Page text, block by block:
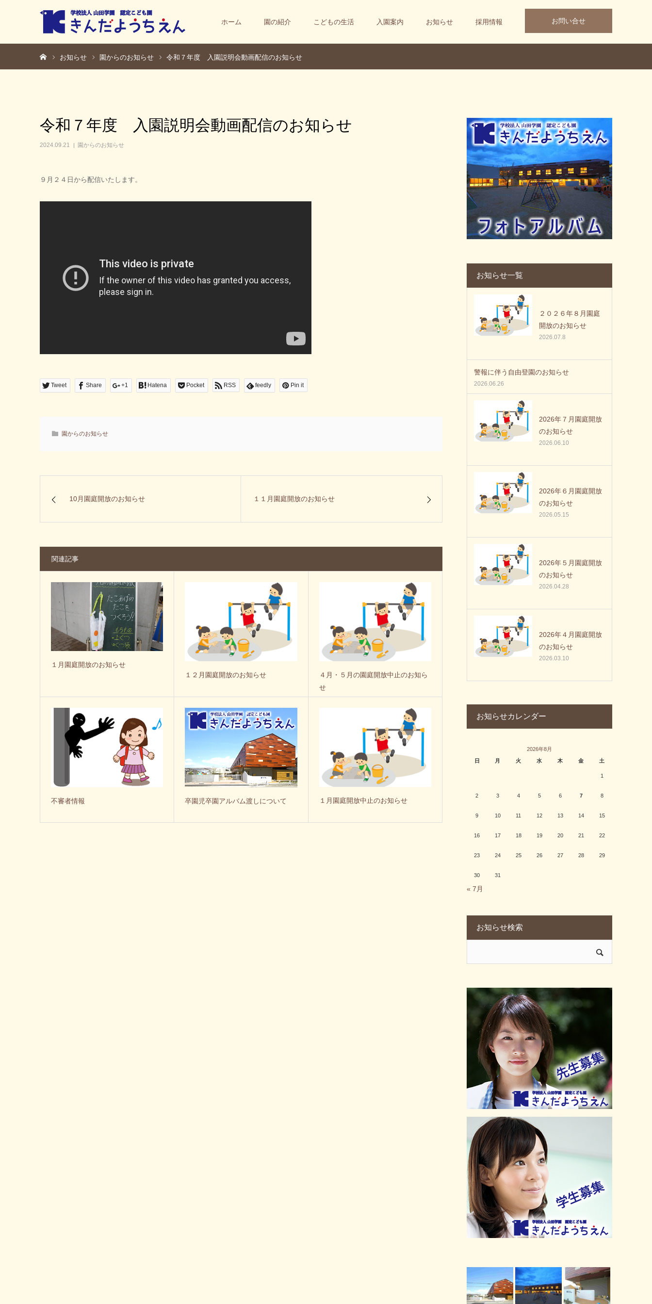
お問い合せ
ホーム 園の紹介 こどもの生活 入園案内 お知らせ 採用情報
お知らせ 園からのお知らせ 令和７年度 入園説明会動画配信のお知らせ
令和７年度 入園説明会動画配信のお知らせ
2024.09.21 園からのお知らせ
９月２４日から配信いたします。
Tweet Share +1 Hatena Pocket RSS feedly Pin it
園からのお知らせ
10月園庭開放のお知らせ １１月園庭開放のお知らせ
関連記事
１月園庭開放のお知らせ
１２月園庭開放のお知らせ
４月・５月の園庭開放中止のお知ら
せ
不審者情報 卒園児卒園アルバム渡しについて １月園庭開放中止のお知らせ
お知らせ一覧
２０２６年８月園庭
開放のお知らせ
2026.07.8
警報に伴う自由登園のお知らせ
2026.06.26
2026年７月園庭開放
のお知らせ
2026.06.10
2026年６月園庭開放
のお知らせ
2026.05.15
2026年５月園庭開放
のお知らせ
2026.04.28
2026年４月園庭開放
のお知らせ
2026.03.10
お知らせカレンダー
2026年8月
日
月 火 水 木 金 土
1
2 3 4 5 6 7 8
9 10 11 12 13 14 15
16 17 18 19 20 21 22
23 24 25 26 27 28 29
30 31
« 7月
お知らせ検索